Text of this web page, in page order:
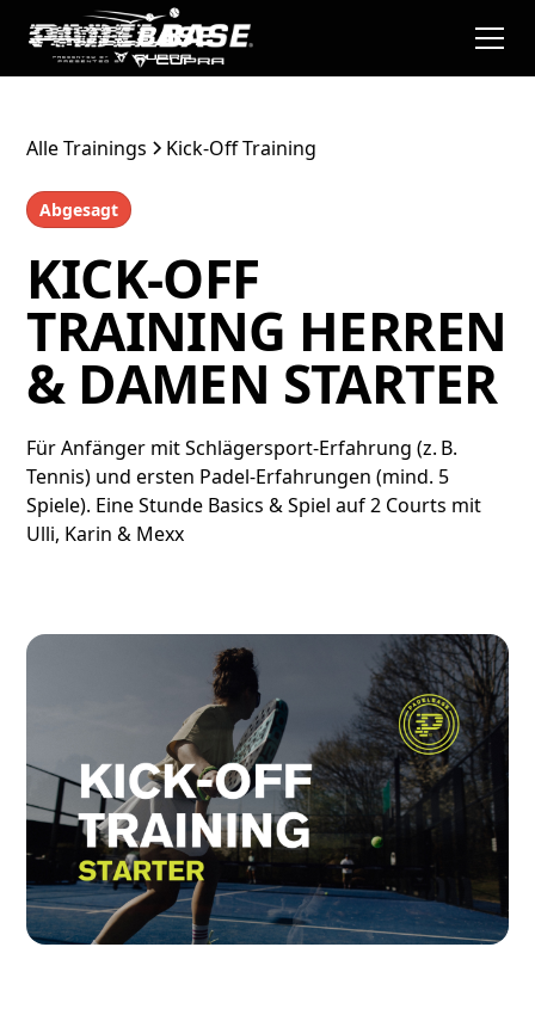
Alle Trainings Kick-Off Training
Abgesagt
KICK-OFF
TRAINING HERREN
& DAMEN STARTER
Für Anfänger mit Schlägersport-Erfahrung (z. B.
Tennis) und ersten Padel-Erfahrungen (mind. 5
Spiele). Eine Stunde Basics & Spiel auf 2 Courts mit
Ulli, Karin & Mexx